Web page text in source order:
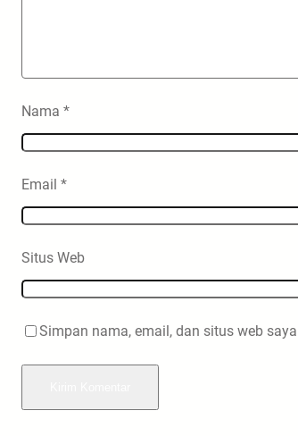
Nama *
Email *
Situs Web
Simpan nama, email, dan situs web